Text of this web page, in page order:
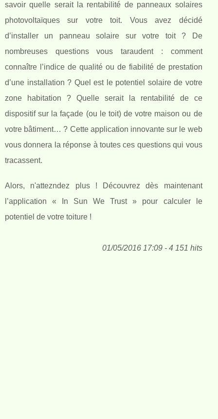
savoir quelle serait la rentabilité de panneaux solaires
photovoltaïques sur votre toit. Vous avez décidé
d’installer un panneau solaire sur votre toit ? De
nombreuses questions vous taraudent : comment
connaître l’indice de qualité ou de fiabilité de prestation
d’une installation ? Quel est le potentiel solaire de votre
zone habitation ? Quelle serait la rentabilité de ce
dispositif sur la façade (ou le toit) de votre maison ou de
votre bâtiment… ? Cette application innovante sur le web
vous donnera la réponse à toutes ces questions qui vous
tracassent.
Alors, n'attezndez plus ! Découvrez dès maintenant
l’application « In Sun We Trust » pour calculer le
potentiel de votre toiture !
01/05/2016 17:09 - 4 151 hits